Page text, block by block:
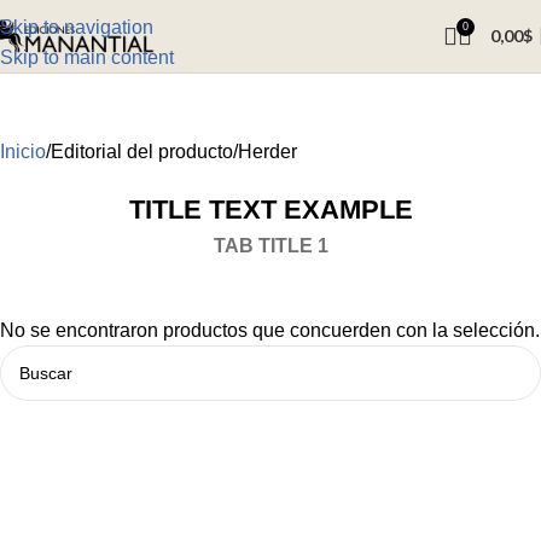
Skip to navigation
Skip to main content
0 0,00$
Inicio Editorial del producto Herder
TITLE TEXT EXAMPLE
TAB TITLE 1
No se encontraron productos que concuerden con la selección.